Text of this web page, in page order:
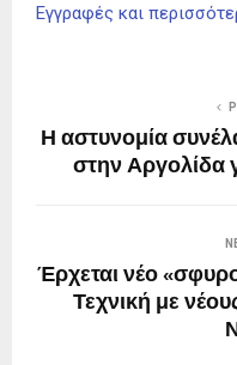
Εγγραφές και
Η αστυνομία
στην Αργολίδα
Έρχεται νέο
Τεχνική με